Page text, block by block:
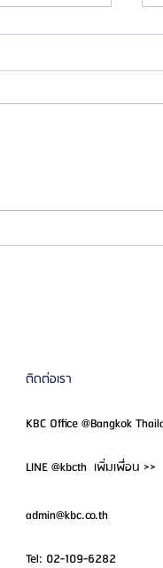
เป็นตลาด
ดในอาเซียน
ติดต่อเรา
KBC Office @Bangkok
LINE @kbcth เพิ่มเพื่อน >>
admin@kbc.co.th
Tel: 02-109-6282